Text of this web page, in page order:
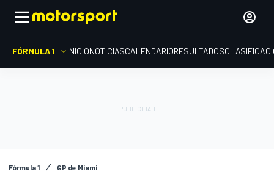
FÓRMULA 1 INICIONOTICIASCALENDARIORESULTADOS
Fórmula 1 GP de Miami